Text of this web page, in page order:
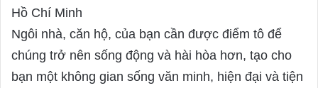
Hồ Chí Minh
Ngôi nhà, căn hộ, của bạn cần được điểm tô để
chúng trở nên sống động và hài hòa hơn, tạo cho
bạn một không gian sống văn minh, hiện đại và tiện